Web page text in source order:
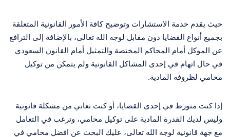
حيث يقدم خدمة الاستشارات وتوضيح كافة الأمور القانونية المتعلقة
بجميع أنواع القضايا دون مقابل لوجه الله تعالى، بالإضافة إلى الترافع
عن الموكل أمام المحاكم المختصة والتمثيل أمام القانون السعودي
في حال اتهام في إحدى المشاكل القانونية ولم يتمكن من توكيل
محامي لظروفه المادية.
إذا كنت متورط في إحدى القضايا، أو كنت تعاني من مشكلة قانونية
وليس لديك القدرة المادية على توكيل محامي، وترغب في التعامل
مع جهة قانونية لوجه الله تعالى، عليك البحث عن افضل محامي في